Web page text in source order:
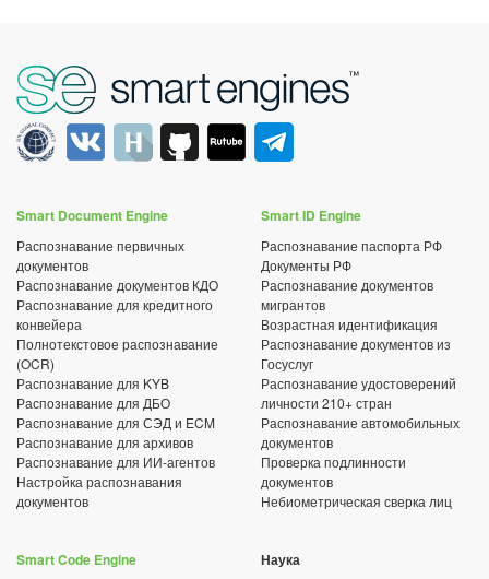
Smart Document Engine
Распознавание первичных
документов
Распознавание документов КДО
Распознавание для кредитного
конвейера
Полнотекстовое распознавание
(OCR)
Распознавание для KYB
Распознавание для ДБО
Распознавание для СЭД и ECM
Распознавание для архивов
Распознавание для ИИ-агентов
Настройка распознавания
документов
Smart ID Engine
Распознавание паспорта РФ
Документы РФ
Распознавание документов
мигрантов
Возрастная идентификация
Распознавание документов из
Госуслуг
Распознавание удостоверений
личности 210+ стран
Распознавание автомобильных
документов
Проверка подлинности
документов
Небиометрическая сверка лиц
Smart Code Engine Наука